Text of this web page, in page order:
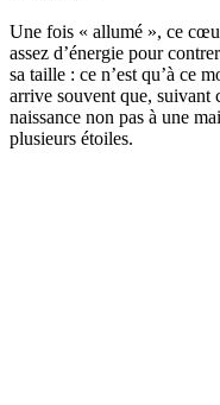
Une fois « allumé », ce
assez d’énergie pour
sa taille : ce n’est qu’à ce
arrive souvent que, suivant
naissance non pas à une
plusieurs étoiles.